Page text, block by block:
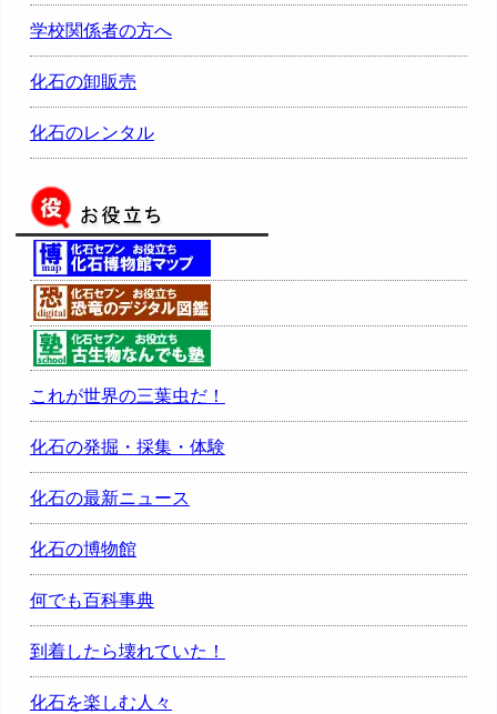
学校関係者の方へ
化石の卸販売
化石のレンタル
これが世界の三葉虫だ！
化石の発掘・採集・体験
化石の最新ニュース
化石の博物館
何でも百科事典
到着したら壊れていた！
化石を楽しむ人々